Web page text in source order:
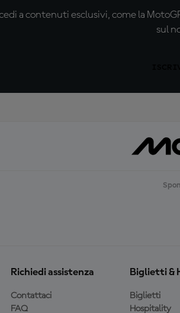
a contenuti esclusivi, come la
sul
Richiedi assistenza
Contattaci
FAQ
Biglietti &
Biglietti
Hospitality